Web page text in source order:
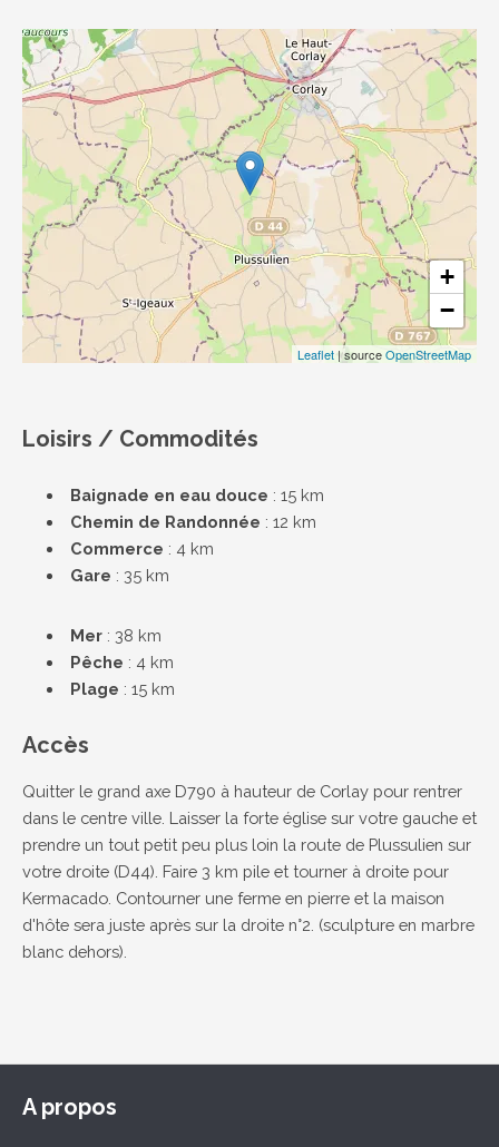
... chargement ...
+
−
Leaflet| sourceOpenStreetMap
Loisirs / Commodités
Baignade en eau douce : 15 km
Chemin de Randonnée : 12 km
Commerce : 4 km
Gare : 35 km
Mer : 38 km
Pêche : 4 km
Plage : 15 km
Accès
Quitter le grand axe D790 à hauteur de Corlay pour rentrer
dans le centre ville. Laisser la forte église sur votre gauche et
prendre un tout petit peu plus loin la route de Plussulien sur
votre droite (D44). Faire 3 km pile et tourner à droite pour
Kermacado. Contourner une ferme en pierre et la maison
d'hôte sera juste après sur la droite n°2. (sculpture en marbre
blanc dehors).
A propos